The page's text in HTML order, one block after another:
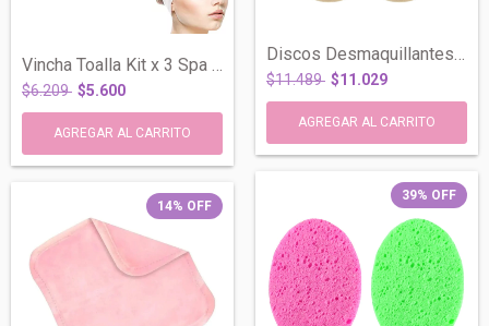
Vincha Toalla Kit x 3 Spa Make Up Cosmet...
$6.209 $5.600
Discos Desmaquillantes Pads Extra Suave...
$11.489 $11.029
14% OFF
39% OFF